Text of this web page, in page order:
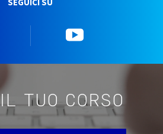
SEGUICI SU
TUO CORSO